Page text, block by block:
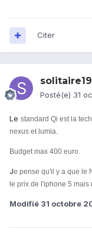
Citer
Posté(e) 31
Le standard Qi est la
nexus et lumia.
Budget max 400 euro.
Je pense qu'il y a que le
le prix de l'iphone 5
Modifié 31 octobre